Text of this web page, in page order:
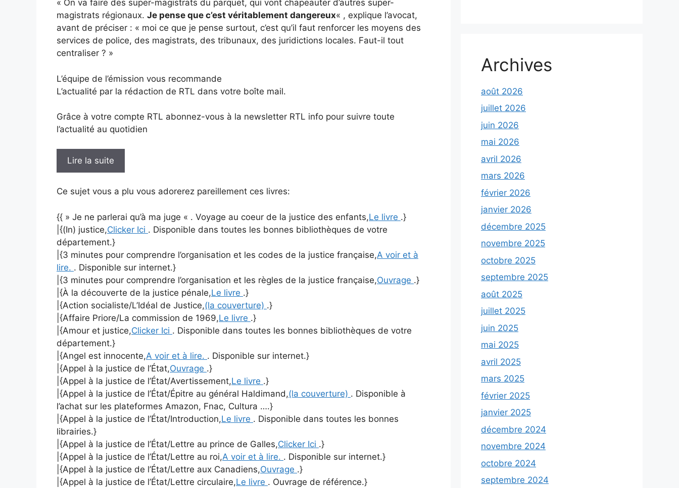
« On va faire des super-magistrats du parquet, qui vont chapeauter d’autres super-
magistrats régionaux. Je pense que c’est véritablement dangereux« , explique l’avocat,
avant de préciser : « moi ce que je pense surtout, c’est qu’il faut renforcer les moyens des
services de police, des magistrats, des tribunaux, des juridictions locales. Faut-il tout
centraliser ? »
L’équipe de l’émission vous recommande
L’actualité par la rédaction de RTL dans votre boîte mail.
Grâce à votre compte RTL abonnez-vous à la newsletter RTL info pour suivre toute
l’actualité au quotidien
Lire la suite
Ce sujet vous a plu vous adorerez pareillement ces livres:
{{ » Je ne parlerai qu’à ma juge « . Voyage au coeur de la justice des enfants,Le livre .}
|{(In) justice,Clicker Ici . Disponible dans toutes les bonnes bibliothèques de votre
département.}
|{3 minutes pour comprendre l’organisation et les codes de la justice française,A voir et à
lire. . Disponible sur internet.}
|{3 minutes pour comprendre l’organisation et les règles de la justice française,Ouvrage .}
|{À la découverte de la justice pénale,Le livre .}
|{Action socialiste/L’Idéal de Justice,(la couverture) .}
|{Affaire Priore/La commission de 1969,Le livre .}
|{Amour et justice,Clicker Ici . Disponible dans toutes les bonnes bibliothèques de votre
département.}
|{Angel est innocente,A voir et à lire. . Disponible sur internet.}
|{Appel à la justice de l’État,Ouvrage .}
|{Appel à la justice de l’État/Avertissement,Le livre .}
|{Appel à la justice de l’État/Épitre au général Haldimand,(la couverture) . Disponible à
l’achat sur les plateformes Amazon, Fnac, Cultura ….}
|{Appel à la justice de l’État/Introduction,Le livre . Disponible dans toutes les bonnes
librairies.}
|{Appel à la justice de l’État/Lettre au prince de Galles,Clicker Ici .}
|{Appel à la justice de l’État/Lettre au roi,A voir et à lire. . Disponible sur internet.}
|{Appel à la justice de l’État/Lettre aux Canadiens,Ouvrage .}
|{Appel à la justice de l’État/Lettre circulaire,Le livre . Ouvrage de référence.}
Archives
août 2026
juillet 2026
juin 2026
mai 2026
avril 2026
mars 2026
février 2026
janvier 2026
décembre 2025
novembre 2025
octobre 2025
septembre 2025
août 2025
juillet 2025
juin 2025
mai 2025
avril 2025
mars 2025
février 2025
janvier 2025
décembre 2024
novembre 2024
octobre 2024
septembre 2024